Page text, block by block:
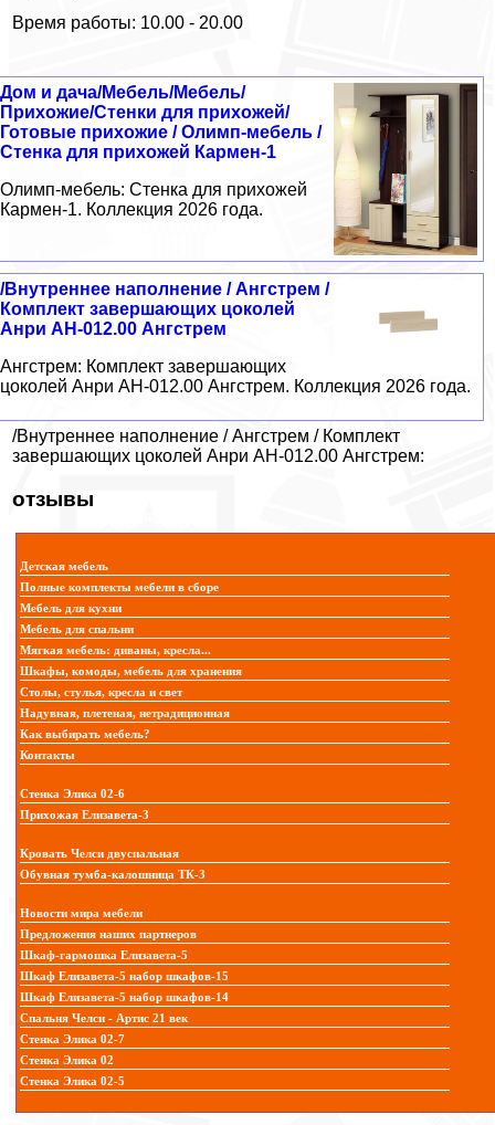
Время работы: 10.00 - 20.00
Дом и дача/Мебель/Мебель/
Прихожие/Стенки для прихожей/
Готовые прихожие / Олимп-мебель /
Стенка для прихожей Кармен-1
Олимп-мебель: Стенка для прихожей
Кармен-1. Коллекция 2026 года.
/Внутреннее наполнение / Ангстрем /
Комплект завершающих цоколей
Анри АН-012.00 Ангстрем
Ангстрем: Комплект завершающих
цоколей Анри АН-012.00 Ангстрем. Коллекция 2026 года.
/Внутреннее наполнение / Ангстрем / Комплект
завершающих цоколей Анри АН-012.00 Ангстрем:
отзывы
Детская мебель
Полные комплекты мебели в сборе
Мебель для кухни
Мебель для спальни
Мягкая мебель: диваны, кресла...
Шкафы, комоды, мебель для хранения
Столы, стулья, кресла и свет
Надувная, плетеная, нетрадиционная
Как выбирать мебель?
Контакты
Стенка Элика 02-6
Прихожая Елизавета-3
Кровать Челси двуспальная
Обувная тумба-калошница ТК-3
Новости мира мебели
Предложения наших партнеров
Шкаф-гармошка Елизавета-5
Шкаф Елизавета-5 набор шкафов-15
Шкаф Елизавета-5 набор шкафов-14
Спальня Челси - Артис 21 век
Стенка Элика 02-7
Стенка Элика 02
Стенка Элика 02-5